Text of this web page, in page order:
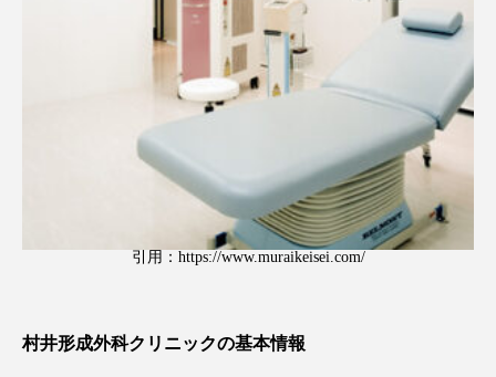
引用： https://www.muraikeisei.com/
村井形成外科クリニックの基本情報